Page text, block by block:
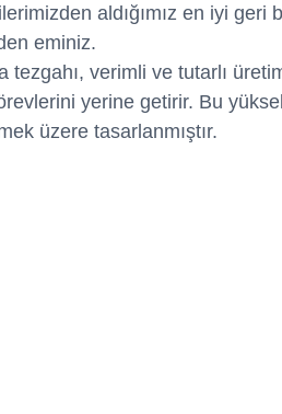
aldığımız en iyi
eminiz.
tezgahı, verimli ve tutarlı
yerine getirir. Bu
üzere tasarlanmıştır.